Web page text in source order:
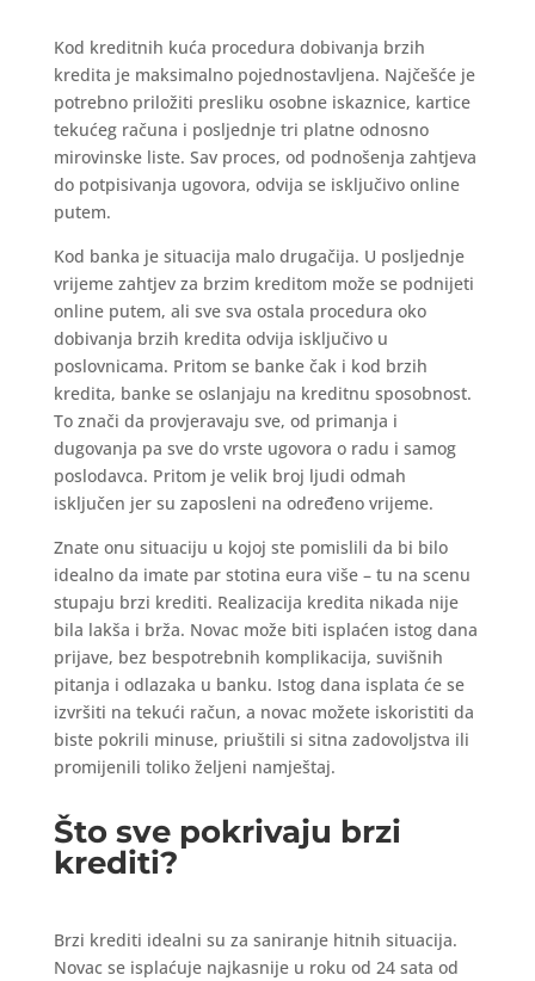
Kod kreditnih kuća procedura dobivanja brzih
kredita je maksimalno pojednostavljena. Najčešće je
potrebno priložiti presliku osobne iskaznice, kartice
tekućeg računa i posljednje tri platne odnosno
mirovinske liste. Sav proces, od podnošenja zahtjeva
do potpisivanja ugovora, odvija se isključivo online
putem.
Kod banka je situacija malo drugačija. U posljednje
vrijeme zahtjev za brzim kreditom može se podnijeti
online putem, ali sve sva ostala procedura oko
dobivanja brzih kredita odvija isključivo u
poslovnicama. Pritom se banke čak i kod brzih
kredita, banke se oslanjaju na kreditnu sposobnost.
To znači da provjeravaju sve, od primanja i
dugovanja pa sve do vrste ugovora o radu i samog
poslodavca. Pritom je velik broj ljudi odmah
isključen jer su zaposleni na određeno vrijeme.
Znate onu situaciju u kojoj ste pomislili da bi bilo
idealno da imate par stotina eura više – tu na scenu
stupaju brzi krediti. Realizacija kredita nikada nije
bila lakša i brža. Novac može biti isplaćen istog dana
prijave, bez bespotrebnih komplikacija, suvišnih
pitanja i odlazaka u banku. Istog dana isplata će se
izvršiti na tekući račun, a novac možete iskoristiti da
biste pokrili minuse, priuštili si sitna zadovoljstva ili
promijenili toliko željeni namještaj.
Što sve pokrivaju brzi
krediti?
Brzi krediti idealni su za saniranje hitnih situacija.
Novac se isplaćuje najkasnije u roku od 24 sata od